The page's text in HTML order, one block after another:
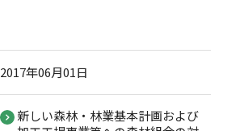
2017年06月01日
新しい森林・林業基本計画および